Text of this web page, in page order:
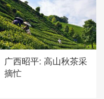
广西昭平: 高山秋茶采
摘忙